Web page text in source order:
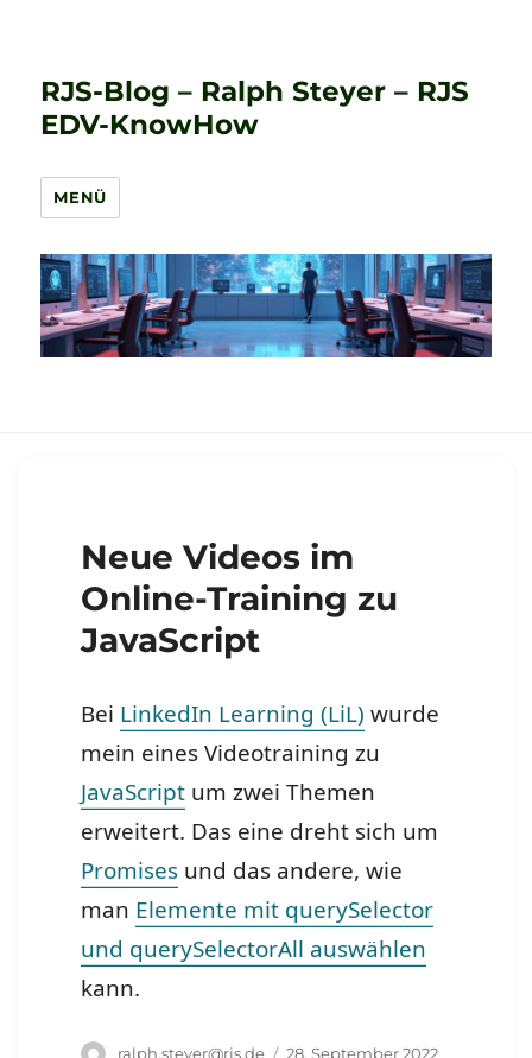
RJS-Blog – Ralph Steyer – RJS
EDV-KnowHow
MENÜ
Neue Videos im
Online-Training zu
JavaScript
Bei LinkedIn Learning (LiL) wurde
mein eines Videotraining zu
JavaScript um zwei Themen
erweitert. Das eine dreht sich um
Promises und das andere, wie
man Elemente mit querySelector
und querySelectorAll auswählen
kann.
Autor
ralph.steyer@rjs.de
Veröffentlicht
28. September 2022